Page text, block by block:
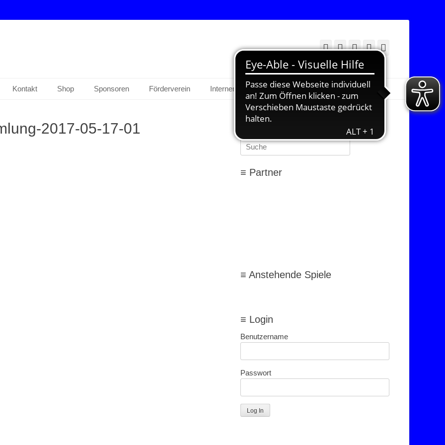
e. V. Facebook
Twitter
E- YouTube
Kontakt Shop Sponsoren Förderverein Interner Bereich
Suchen
2017-05-17-01
Suchen
nach:
≡ Partner
≡ Anstehende Spiele
≡ Login
Benutzername
Passwort